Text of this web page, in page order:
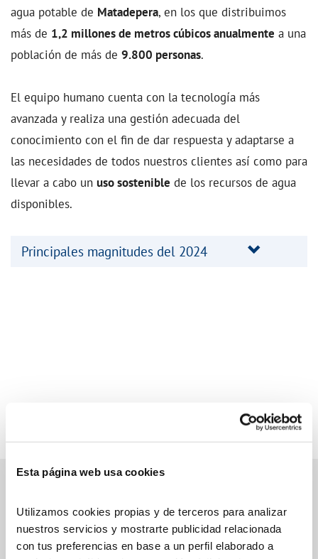
Esta página web usa cookies
Utilizamos cookies propias y de terceros para analizar
nuestros servicios y mostrarte publicidad relacionada
con tus preferencias en base a un perfil elaborado a
agua potable de Matadepera, en los que distribuimos
más de 1,2 millones de metros cúbicos anualmente a una
población de más de 9.800 personas.
El equipo humano cuenta con la tecnología más
avanzada y realiza una gestión adecuada del
conocimiento con el fin de dar respuesta y adaptarse a
las necesidades de todos nuestros clientes así como para
llevar a cabo un uso sostenible de los recursos de agua
disponibles.
Principales magnitudes del 2024
Gestiones online